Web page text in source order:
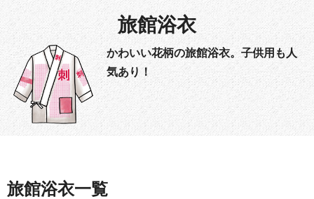
旅館浴衣
かわいい花柄の旅館浴衣。子供用も人
気あり！
旅館浴衣一覧